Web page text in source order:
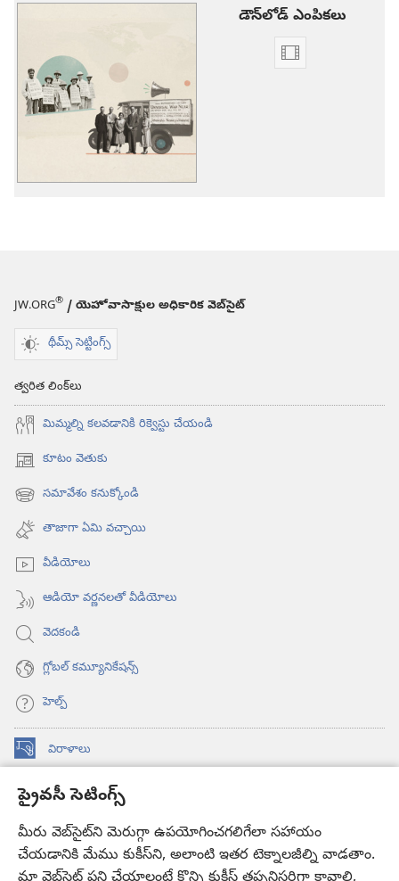
ప్రైవసీ సెటింగ్స్
మీరు వెబ్‌సైట్‌ని మెరుగ్గా ఉపయోగించగలిగేలా సహాయం
చేయడానికి మేము కుకీస్‌ని, అలాంటి ఇతర టెక్నాలజీల్ని వాడతాం.
డౌన్‌లోడ్‌ ఎంపికలు
వీడియో
JW.ORG® / యెహోవాసాక్షుల అధికారిక వెబ్‌సైట్‌
థీమ్స్ సెట్టింగ్స్
త్వరిత లింక్‌లు
మిమ్మల్ని కలవడానికి రిక్వెస్టు చేయండి
కూటం వెతుకు
(కొత్త
విండో
ఓపెన్‌
అవుతుంది)
సమావేశం కనుక్కోండి
(కొత్త
విండో
ఓపెన్‌
అవుతుంది)
తాజాగా ఏమి వచ్చాయి
వీడియోలు
ఆడియో వర్ణనలతో వీడియోలు
వెదకండి
గ్లోబల్‌ కమ్యూనికేషన్స్‌
హెల్ప్‌
విరాళాలు
(కొత్త
ఓపెన్‌ కావలికోట ఆన్‌లైన్‌ లైబ్రరీ
(కొత్త
విండో
ఓపెన్‌
అవుతుంది)
JW Hub
(కొత్త
విండో